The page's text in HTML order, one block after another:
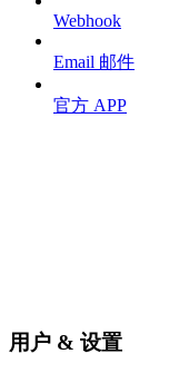
Webhook
Email 邮件
官方 APP
用户 & 设置